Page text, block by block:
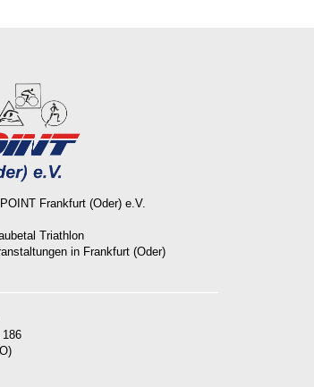
Frankfurt (Oder) e.V.
Triathlon
in Frankfurt (Oder)